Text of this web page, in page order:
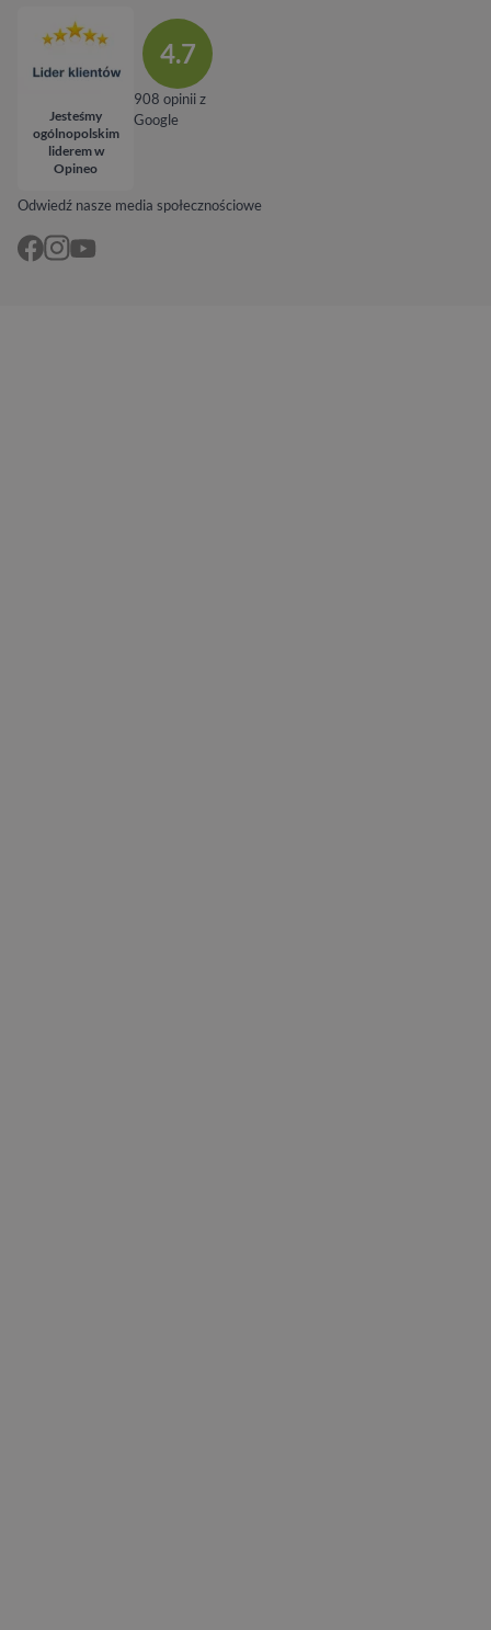
Odwiedź nasze media społecznościowe
Jesteśmy
ogólnopolskim
liderem w
Opineo
4.7
908 opinii z
Google